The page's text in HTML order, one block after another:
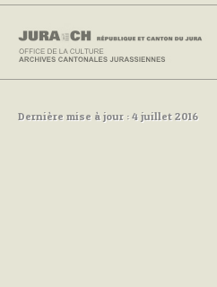
Dernière mise à jour : 4 juillet 2016